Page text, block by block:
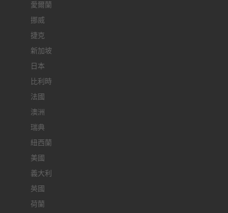
愛爾蘭
挪威
捷克
新加坡
日本
比利時
法國
澳洲
瑞典
紐西蘭
美國
義大利
英國
荷蘭